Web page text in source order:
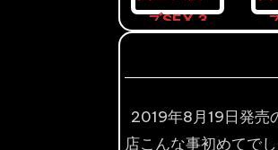
2019年8月19日発売
店こんな事初めてで